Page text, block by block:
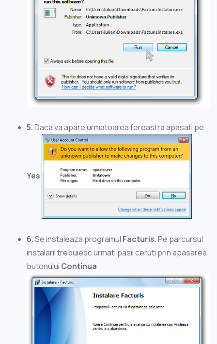
5.Daca va apare urmatoarea fereastra apasati pe
Yes
6.Se instaleaza programul Facturis. Pe parcursul
instalarii trebuiesc urmati pasii ceruti prin apasarea
butonului Continua